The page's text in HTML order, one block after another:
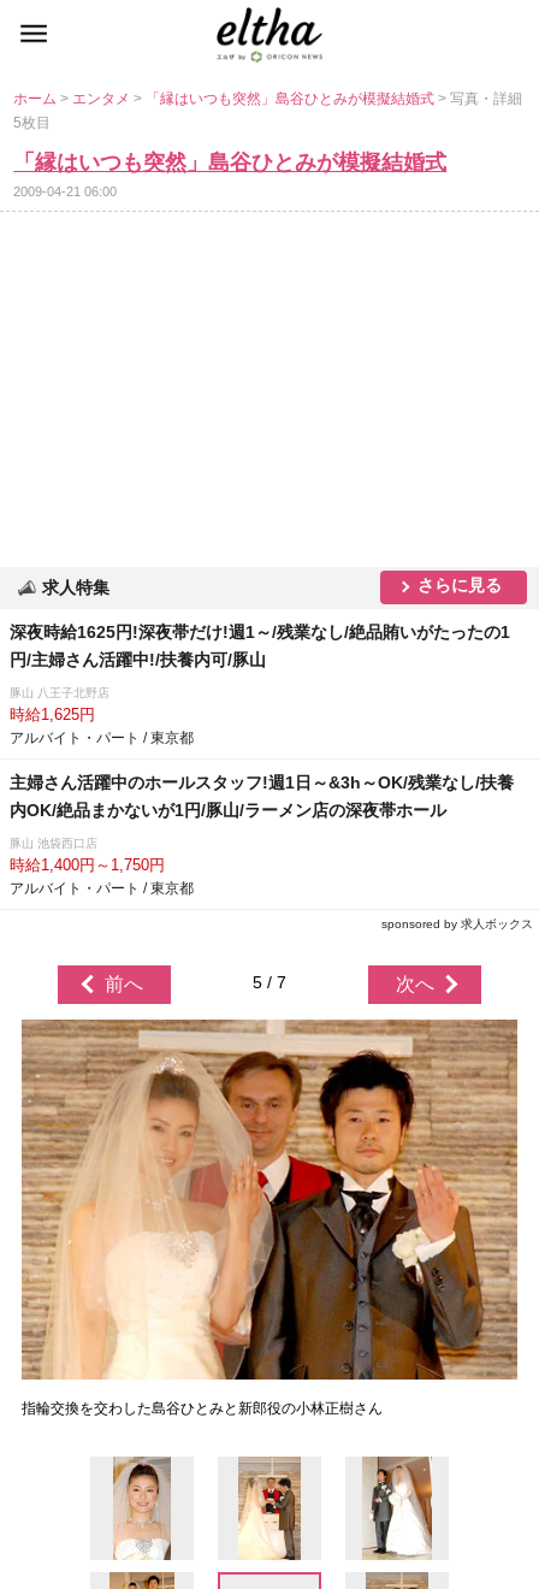
ホーム> エンタメ> 「縁はいつも突然」島谷ひとみが模擬結婚式> 写真・詳細
5枚目
「縁はいつも突然」島谷ひとみが模擬結婚式
2009-04-21 06:00
求人特集 さらに見る
深夜時給1625円!深夜帯だけ!週1～/残業なし/絶品賄いがたったの1
円/主婦さん活躍中!/扶養内可/豚山
豚山 八王子北野店
時給1,625円
アルバイト・パート / 東京都
主婦さん活躍中のホールスタッフ!週1日～&3h～OK/残業なし/扶養
内OK/絶品まかないが1円/豚山/ラーメン店の深夜帯ホール
豚山 池袋西口店
時給1,400円～1,750円
アルバイト・パート / 東京都
sponsored by 求人ボックス
前へ 5 / 7 次へ
指輪交換を交わした島谷ひとみと新郎役の小林正樹さん